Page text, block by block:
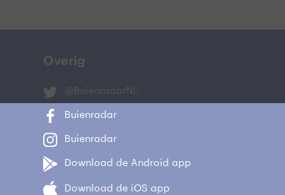
Overig
@BuienradarNL
Buienradar
Buienradar
Download de Android app
Download de iOS app